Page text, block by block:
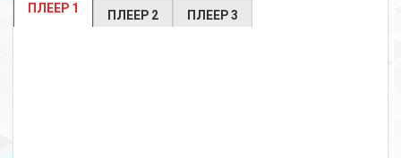
ПЛЕЕР 1 ПЛЕЕР 2 ПЛЕЕР 3